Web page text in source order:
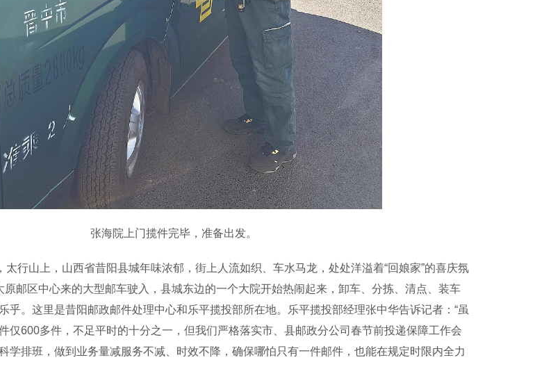
张海院上门揽件完毕，准备出发。
山上，山西省昔阳县城年味浓郁，街上人流如织、车水马龙，处处洋溢着“回娘家”的喜庆氛
原邮区中心来的大型邮车驶入，县城东边的一个大院开始热闹起来，卸车、分拣、清点、装车
乎。这里是昔阳邮政邮件处理中心和乐平揽投部所在地。乐平揽投部经理张中华告诉记者：“虽
仅600多件，不足平时的十分之一，但我们严格落实市、县邮政分公司春节前投递保障工作会
学排班，做到业务量减服务不减、时效不降，确保哪怕只有一件邮件，也能在规定时限内全力